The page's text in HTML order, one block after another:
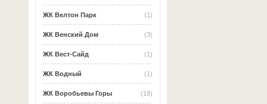
(1)
ЖК Велтон Парк
(3)
ЖК Венский Дом
(1)
ЖК Вест-Сайд
(1)
ЖК Водный
(19)
ЖК Воробьевы Горы